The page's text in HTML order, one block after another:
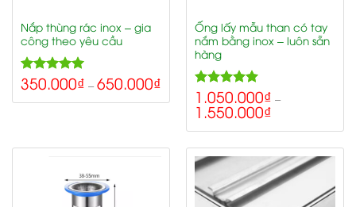
Nắp thùng rác inox – gia
công theo yêu cầu
Rated5.00
out of 5
350.000₫ –650.000₫
Ống lấy mẫu than có tay
nắm bằng inox – luôn sẵn
hàng
Rated5.00
out of 5
1.050.000₫ –
1.550.000₫